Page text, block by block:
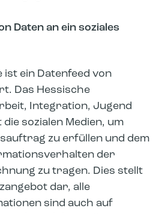
Daten an ein soziales
ein Datenfeed von
Das Hessische
Integration, Jugend
sozialen Medien, um
zu erfüllen und dem
der
zu tragen. Dies stellt
dar, alle
sind auch auf